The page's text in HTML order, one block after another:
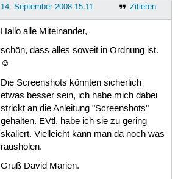
Zitieren
14. September 2008 15:11
Hallo alle Miteinander,
schön, dass alles soweit in Ordnung ist.
☺
Die Screenshots könnten sicherlich
etwas besser sein, ich habe mich dabei
strickt an die Anleitung "Screenshots"
gehalten. EVtl. habe ich sie zu gering
skaliert. Vielleicht kann man da noch was
rausholen.
Gruß David Marien.